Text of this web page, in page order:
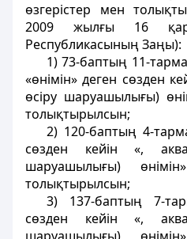
өзгерістер мен
2009 жылғы 16
Республикасының Заңы):
1) 73-баптың 11-
«өнімін» деген сөзден
өсіру шаруашылығы)
толықтырылсын;
2) 120-баптың 4-
сөзден кейін «,
шаруашылығы)
толықтырылсын;
3) 137-баптың 7-
сөзден кейін «,